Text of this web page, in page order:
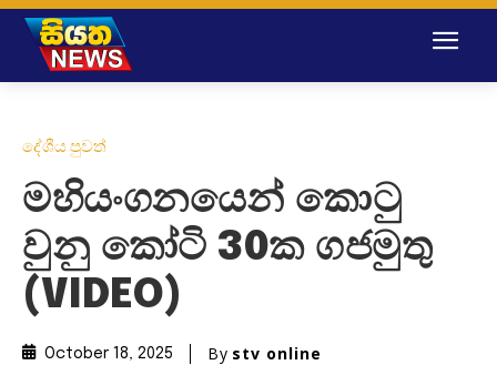
දේශීය පුවත්
මහියංගනයෙන් කොටු
වුනු කෝටි 30ක ගජමුතු
(VIDEO)
October 18, 2025 By stv online